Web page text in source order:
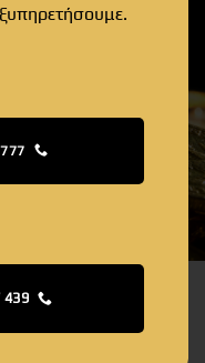
439